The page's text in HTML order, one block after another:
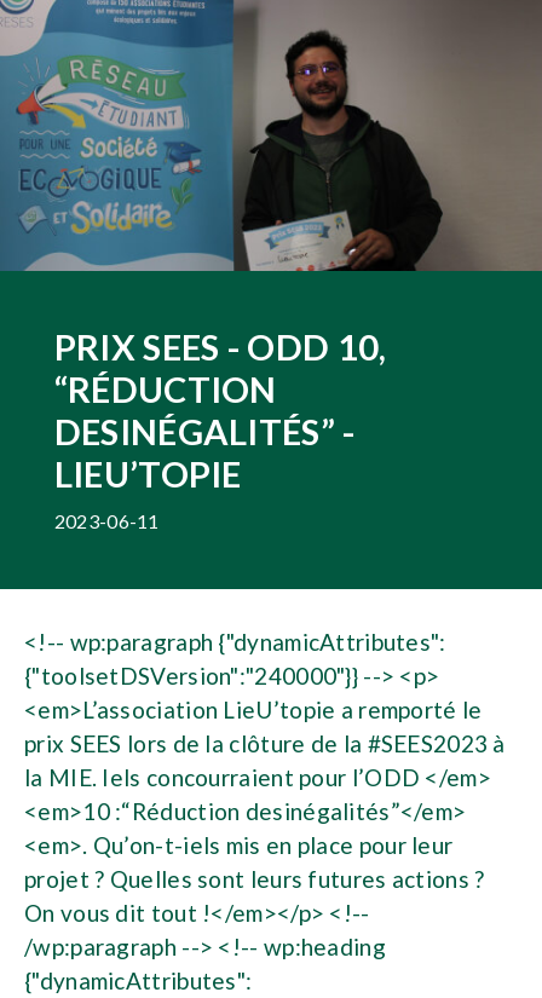
PRIX SEES - ODD 10,
“RÉDUCTION
DESINÉGALITÉS” -
LIEU’TOPIE
2023-06-11
<!-- wp:paragraph {"dynamicAttributes":
{"toolsetDSVersion":"240000"}} --> <p>
<em>L’association LieU’topie a remporté le
prix SEES lors de la clôture de la #SEES2023 à
la MIE. Iels concourraient pour l’ODD </em>
<em>10 :“Réduction desinégalités”</em>
<em>. Qu’on-t-iels mis en place pour leur
projet ? Quelles sont leurs futures actions ?
On vous dit tout !</em></p> <!--
/wp:paragraph --> <!-- wp:heading
{"dynamicAttributes":